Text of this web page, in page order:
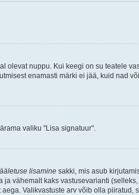
olevat nuppu. Kui keegi on su teatele
enamasti märki ei jää, kuid nad
valiku "Lisa signatuur".
lisamine sakki, mis asub
vähemalt kaks vastusevarianti
Valikvastuste arv võib olla piiratud,